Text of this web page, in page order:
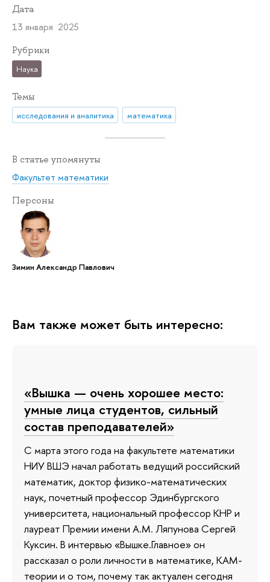
Дата
13 января 2025
Рубрики
Наука
Темы
исследования и аналитика математика
В статье упомянуты
Факультет математики
Персоны
Зимин Александр Павлович
Вам также может быть интересно:
«Вышка — очень хорошее место:
умные лица студентов, сильный
состав преподавателей»
С марта этого года на факультете математики
НИУ ВШЭ начал работать ведущий российский
математик, доктор физико-математических
наук, почетный профессор Эдинбургского
университета, национальный профессор КНР и
лауреат Премии имени А.М. Ляпунова Сергей
Куксин. В интервью «Вышке.Главное» он
рассказал о роли личности в математике, КАМ-
теории и о том, почему так актуален сегодня